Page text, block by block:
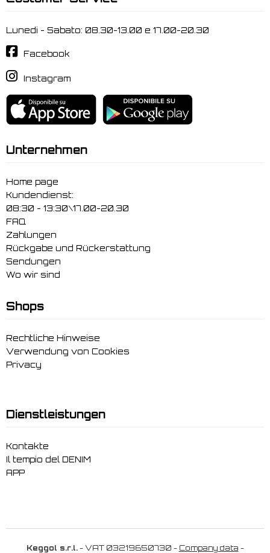
Lunedi - Sabato: 08.30-13.00 e 17.00-20.30
Facebook
Instagram
Unternehmen
Home page
Kundendienst:
08:30 - 13:30\17.00-20.30
FAQ
Zahlungen
Rückgabe und Rückerstattung
Sendungen
Wo wir sind
Shops
Rechtliche Hinweise
Verwendung von Cookies
Privacy
Dienstleistungen
Kontakte
Il tempio del DENIM
APP
Keggol s.r.l.- VAT 03219650730 - Company data -